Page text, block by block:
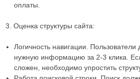
оплаты.
3. Оценка структуры сайта:
Логичность навигации.
нужную информацию за 2-3 клика.
сложен, необходимо упростить